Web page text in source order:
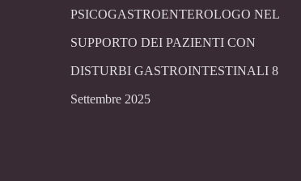
PSICOGASTROENTEROLOGO NEL
SUPPORTO DEI PAZIENTI CON
DISTURBI GASTROINTESTINALI 8
Settembre 2025